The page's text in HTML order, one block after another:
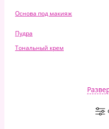
Основа под макияж
Пудра
Тональный крем